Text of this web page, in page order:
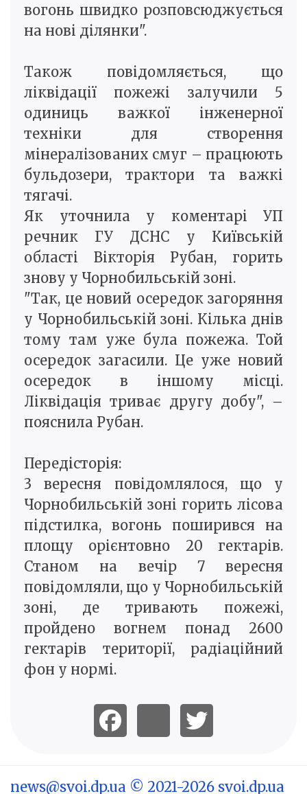
вогонь швидко розповсюджується
на нові ділянки".
Також повідомляється, що
ліквідації пожежі залучили 5
одиниць важкої інженерної
техніки для створення
мінералізованих смуг – працюють
бульдозери, трактори та важкі
тягачі.
Як уточнила у коментарі УП
речник ГУ ДСНС у Київській
області Вікторія Рубан, горить
знову у Чорнобильській зоні.
"Так, це новий осередок загоряння
у Чорнобильській зоні. Кілька днів
тому там уже була пожежа. Той
осередок загасили. Це уже новий
осередок в іншому місці.
Ліквідація триває другу добу", –
пояснила Рубан.
Передісторія:
3 вересня повідомлялося, що у
Чорнобильській зоні горить лісова
підстилка, вогонь поширився на
площу орієнтовно 20 гектарів.
Станом на вечір 7 вересня
повідомляли, що у Чорнобильській
зоні, де тривають пожежі,
пройдено вогнем понад 2600
гектарів території, радіаційний
фон у нормі.
news@svoi.dp.ua © 2021-2026 svoi.dp.ua